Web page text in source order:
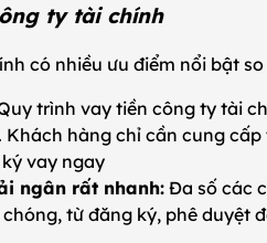
ty tài chính
có nhiều ưu điểm nổi bật
trình vay tiền công ty tài
hàng chỉ cần cung
vay ngay
ngân rất nhanh:Đa số các
từ đăng ký, phê duyệt